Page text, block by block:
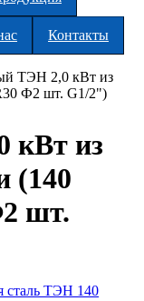
Контакты
ТЭН 2,0 кВт из
Ф2 шт. G1/2")
кВт из
(140
шт.